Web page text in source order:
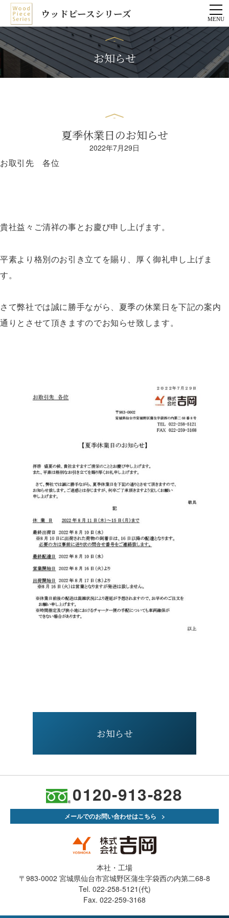
ウッドピースシリーズ
お知らせ
夏季休業日のお知らせ
2022年7月29日
お取引先 各位
貴社益々ご清祥の事とお慶び申し上げます。
平素より格別のお引き立てを賜り、厚く御礼申し上げま
す。
さて弊社では誠に勝手ながら、夏季の休業日を下記の案内
通りとさせて頂きますのでお知らせ致します。
お知らせ
0120-913-828
メールでのお問い合わせはこちら
本社・工場
〒983-0002 宮城県仙台市宮城野区蒲生字袋西の内第二68-8
Tel. 022-258-5121(代)
Fax. 022-259-3168